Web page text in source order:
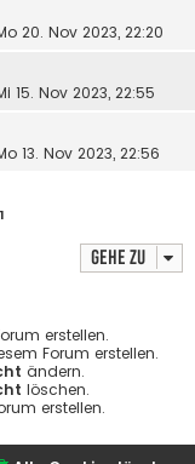
20. Nov 2023, 22:20
15. Nov 2023, 22:55
13. Nov 2023, 22:56
1
Gehe zu
erstellen.
Forum erstellen.
ändern.
löschen.
erstellen.